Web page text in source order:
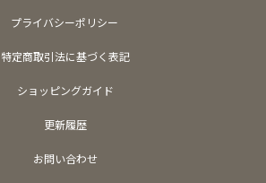
プライバシーポリシー
特定商取引法に基づく表記
ショッピングガイド
更新履歴
お問い合わせ